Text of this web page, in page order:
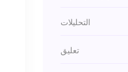
التحليلات
تعليق